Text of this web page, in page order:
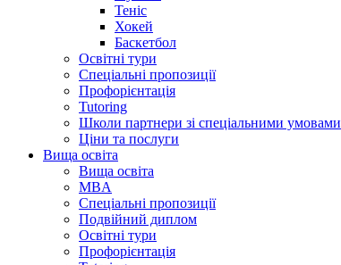
Теніс
Хокей
Баскетбол
Освітні тури
Спеціальні пропозиції
Профорієнтація
Tutoring
Школи партнери зі спеціальними умовами
Ціни та послуги
Вища освіта
Вища освіта
MBA
Спеціальні пропозиції
Подвійний диплом
Освітні тури
Профорієнтація